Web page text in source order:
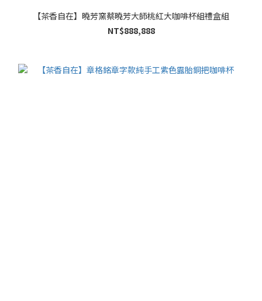
【茶香自在】曉芳窯蔡曉芳大師桃紅大咖啡杯組禮盒組
NT$888,888